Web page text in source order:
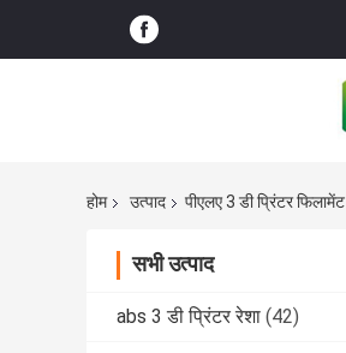
होम उत्पाद पीएलए 3 डी प्रिंटर फिलामेंट
सभी उत्पाद
abs 3 डी प्रिंटर रेशा (42)